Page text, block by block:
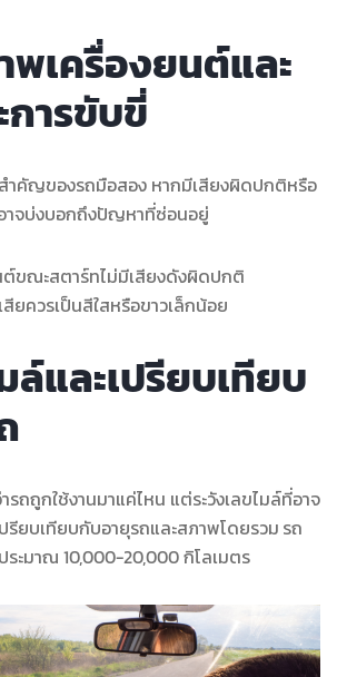
พเครื่องยนต์และ
ารขับขี่
สำคัญของรถมือสอง หากมีเสียงผิดปกติหรือ
าจบ่งบอกถึงปัญหาที่ซ่อนอยู่
ต์ขณะสตาร์ทไม่มีเสียงดังผิดปกติ
ยควรเป็นสีใสหรือขาวเล็กน้อย
ล์และเปรียบเทียบ
รถถูกใช้งานมาแค่ไหน แต่ระวังเลขไมล์ที่อาจ
รียบเทียบกับอายุรถและสภาพโดยรวม รถ
ระมาณ 10,000-20,000 กิโลเมตร